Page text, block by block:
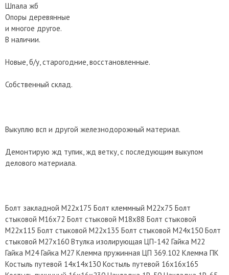
Шпала жб
Опоры деревянные
и многое другое.
В наличии.
Новые, б/у, старогодние, восстановленные.
Собственный склад.
Выкуплю всп и другой железнодорожный материал.
Демонтирую жд тупик, жд ветку, с последующим выкупом
делового материала.
Болт закладной М22х175 Болт клеммный М22х75 Болт
стыковой М16х72 Болт стыковой М18х88 Болт стыковой
М22х115 Болт стыковой М22х135 Болт стыковой М24х150 Болт
стыковой М27х160 Втулка изолирующая ЦП-142 Гайка М22
Гайка М24 Гайка М27 Клемма пружинная ЦП 369.102 Клемма ПК
Костыль путевой 14х14х130 Костыль путевой 16х16х165